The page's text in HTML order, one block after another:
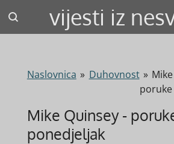
Skip
vijesti iz
Naslovnica » Duhovnost »
Mike Quinsey -
ponedjeljak